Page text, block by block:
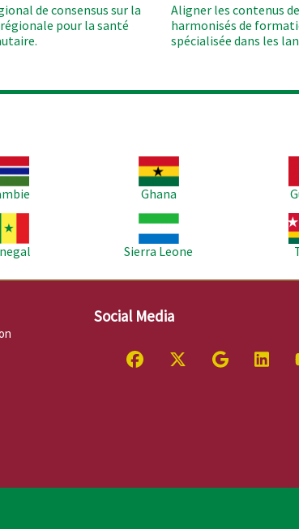
de consensus sur la
pour la santé
Aligner les contenus
harmonisés de
spécialisée dans les
Ghana
Sierra Leone
Social Media